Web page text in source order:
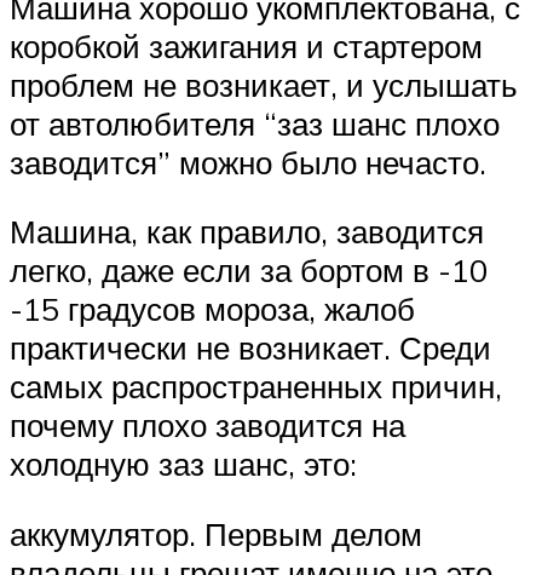
коробкой зажигания и стартером
проблем не возникает, и услышать
от автолюбителя “заз шанс плохо
заводится” можно было нечасто.
Машина, как правило, заводится
легко, даже если за бортом в -10
-15 градусов мороза, жалоб
практически не возникает. Среди
самых распространенных причин,
почему плохо заводится на
холодную заз шанс, это:
аккумулятор. Первым делом